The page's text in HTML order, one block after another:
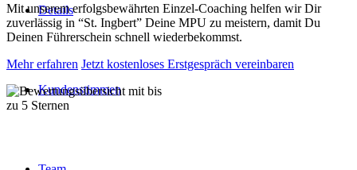
Details
Kundenstimmen
Mit unserem erfolgsbewährten Einzel-Coaching helfen wir Dir
zuverlässig in “St. Ingbert” Deine MPU zu meistern, damit Du
Deinen Führerschein schnell wiederbekommst.
Mehr erfahren Jetzt kostenloses Erstgespräch vereinbaren